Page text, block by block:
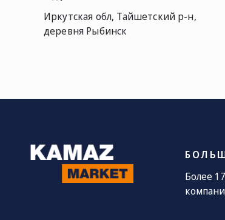
СОЦ. СЕТИ
Звонок
Иркутская обл, Тайшетский р-н,
деревня Рыбинск
Более